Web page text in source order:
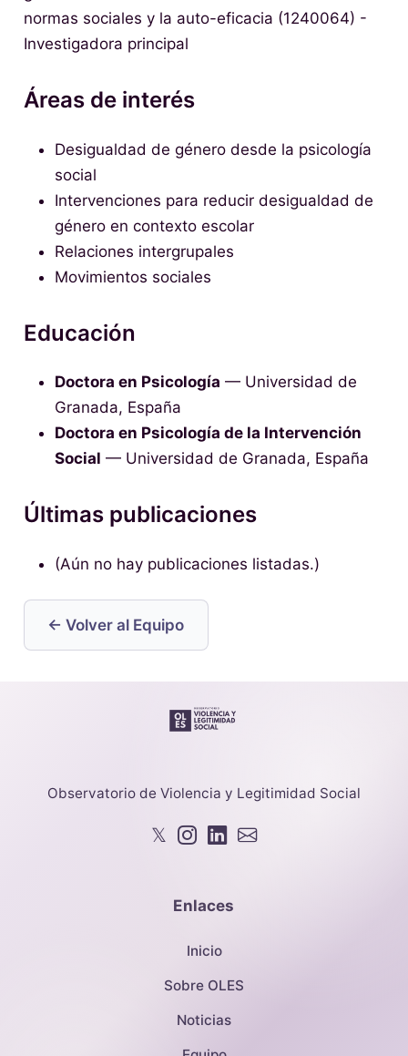
normas sociales y la auto-eficacia (1240064) -
Investigadora principal
Áreas de interés
Desigualdad de género desde la psicología
social
Intervenciones para reducir desigualdad de
género en contexto escolar
Relaciones intergrupales
Movimientos sociales
Educación
Doctora en Psicología — Universidad de
Granada, España
Doctora en Psicología de la Intervención
Social — Universidad de Granada, España
Últimas publicaciones
(Aún no hay publicaciones listadas.)
← Volver al Equipo
Observatorio de Violencia y Legitimidad Social
𝕏
Enlaces
Inicio
Sobre OLES
Noticias